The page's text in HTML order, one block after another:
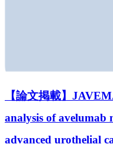
【論文掲載】
analysis of avelumab
advanced urothelial